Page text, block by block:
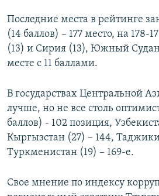
Последние места в рейтинге
(14 баллов) – 177 место, на 178-
(13) и Сирия (13), Южный
месте с 11 баллами.
В государствах Центральной
лучше, но не все столь
баллов) - 102 позиция,
Кыргызстан (27) – 144,
Туркменистан (19) – 169-е.
Свое мнение по индексу